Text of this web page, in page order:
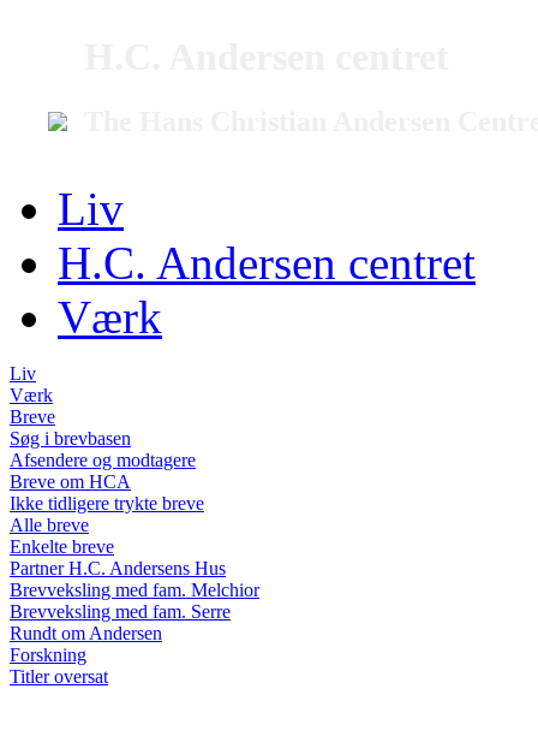
Liv
H.C. Andersen centret
Værk
Liv
Værk
Breve
Søg i brevbasen
Afsendere og modtagere
Breve om HCA
Ikke tidligere trykte breve
Alle breve
Enkelte breve
Partner H.C. Andersens Hus
Brevveksling med fam. Melchior
Brevveksling med fam. Serre
Rundt om Andersen
Forskning
Titler oversat